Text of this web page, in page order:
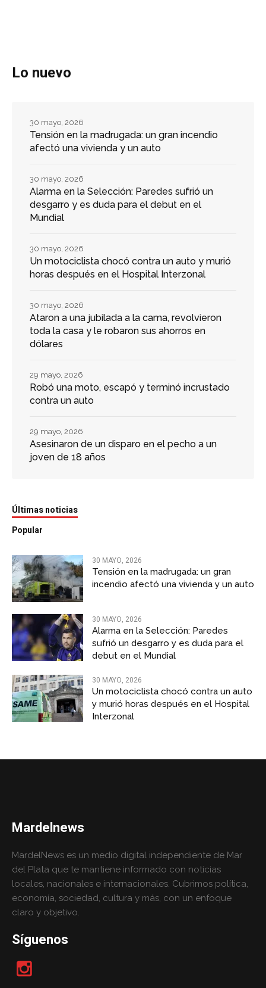
Lo nuevo
Tensión en la madrugada: un gran incendio
afectó una vivienda y un auto
30 mayo, 2026
Alarma en la Selección: Paredes sufrió un
desgarro y es duda para el debut en el
Mundial
30 mayo, 2026
Un motociclista chocó contra un auto y murió
horas después en el Hospital Interzonal
30 mayo, 2026
Ataron a una jubilada a la cama, revolvieron
toda la casa y le robaron sus ahorros en
dólares
30 mayo, 2026
Robó una moto, escapó y terminó incrustado
contra un auto
29 mayo, 2026
Asesinaron de un disparo en el pecho a un
joven de 18 años
29 mayo, 2026
Últimas noticias
Popular
30 MAYO, 2026
Tensión en la madrugada: un gran
incendio afectó una vivienda y un auto
30 MAYO, 2026
Alarma en la Selección: Paredes
sufrió un desgarro y es duda para el
debut en el Mundial
30 MAYO, 2026
Un motociclista chocó contra un auto
y murió horas después en el Hospital
Interzonal
Mardelnews
MardelNews es un medio digital independiente de Mar
del Plata que te mantiene informado con noticias
locales, nacionales e internacionales. Cubrimos política,
economía, sociedad, cultura y más, con un enfoque
claro y objetivo.
Síguenos